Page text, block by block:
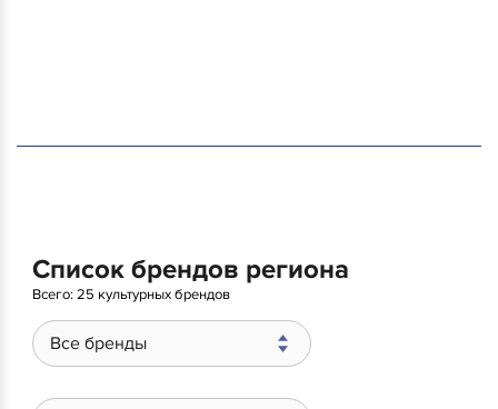
Список брендов региона
Всего:25 культурных брендов
Все бренды